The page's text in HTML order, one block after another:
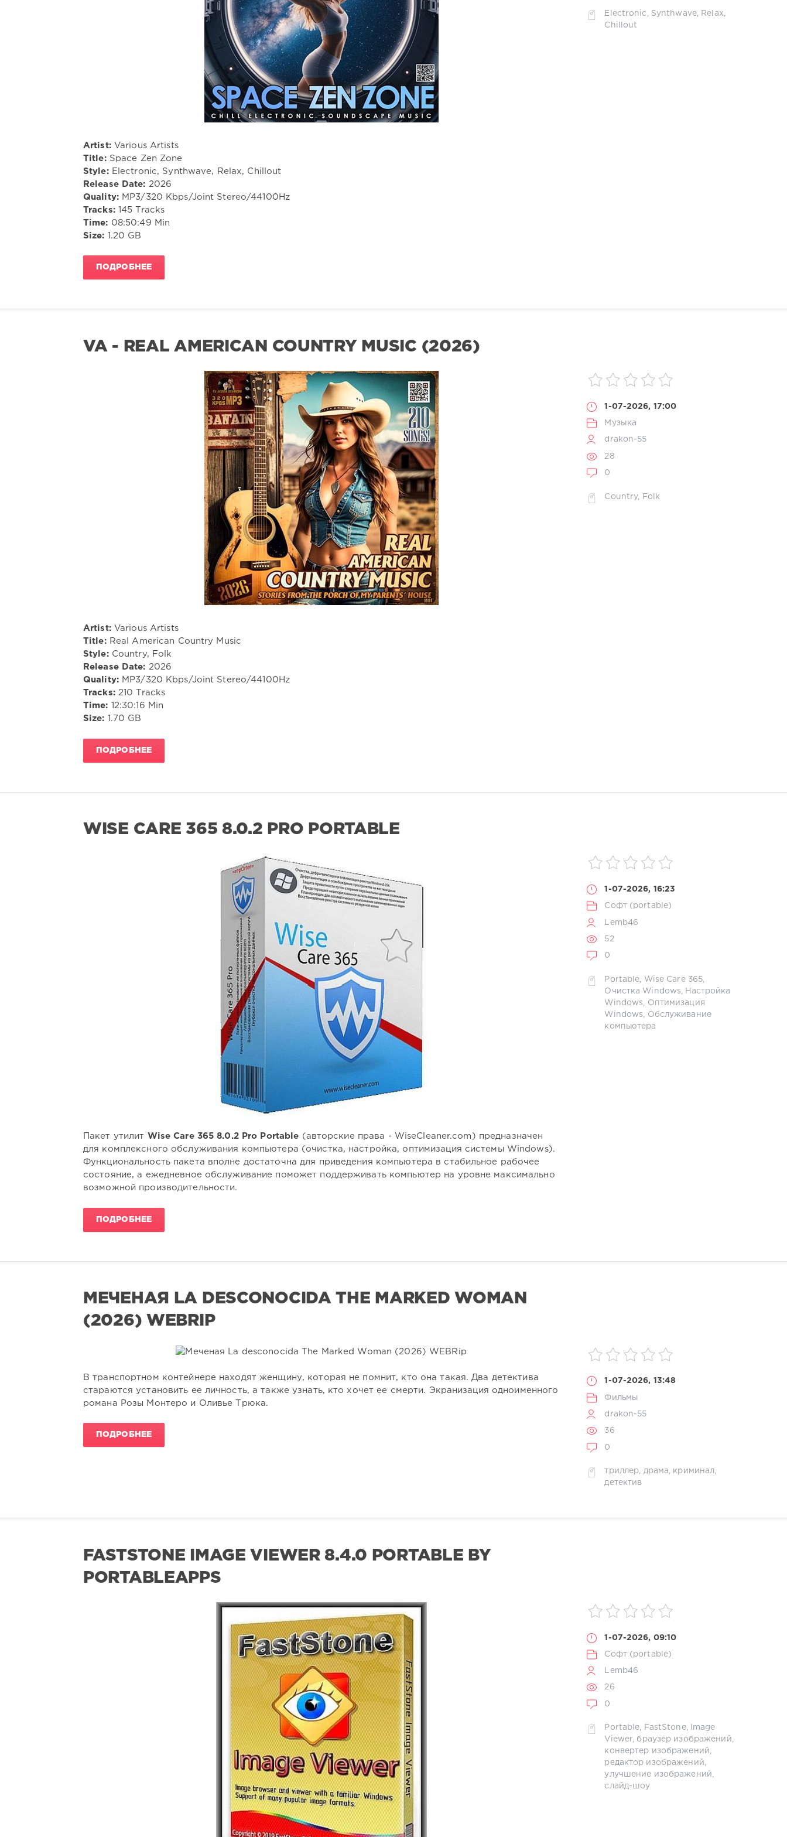
Electronic Synthwave, Relax
Chillout
Artist:Various Artists
Title:Space Zen Zone
Style:Electronic, Synthwave, Relax, Chillout
Release Date: 2026
Quality:MP3/320 Kbps/Joint Stereo/44100Hz
Tracks:145 Tracks
Time: 08:50:49 Min
Size: 1.20 GB
ПОДРОБНЕЕ
VA - REAL AMERICAN COUNTRY MUSIC (2026)
1-07-2026, 17:00
Музыка
drakon-55
28
0
Country, Folk
Artist:Various Artists
Title:Real American Country Music
Style:Country, Folk
Release Date: 2026
Quality:MP3/320 Kbps/Joint Stereo/44100Hz
Tracks:210 Tracks
Time: 12:30:16 Min
Size: 1.70 GB
ПОДРОБНЕЕ
WISE CARE 365 8.0.2 PRO PORTABLE
1-07-2026, 16:23
Софт (portable)
Lemb46
52
0
Portable Wise Care 365
Очистка Windows
Настройка
Windows
Оптимизация
Windows
Обслуживание
компьютера
Пакет утилит Wise Care 365 8.0.2 Pro Portable (авторские права - WiseCleaner.com) предназначен
для комплексного обслуживания компьютера (очистка, настройка, оптимизация системы Windows).
Функциональность пакета вполне достаточна для приведения компьютера в стабильное рабочее
состояние, а ежедневное обслуживание поможет поддерживать компьютер на уровне максимально
возможной производительности.
ПОДРОБНЕЕ
МЕЧЕНАЯ LA DESCONOCIDA THE MARKED WOMAN
(2026) WEBRIP
1-07-2026, 13:48
Фильмы
drakon-55
36
0
триллер драма криминал
детектив
В транспортном контейнере находят женщину, которая не помнит, кто она такая. Два детектива
стараются установить ее личность, а также узнать, кто хочет ее смерти. Экранизация одноименного
романа Розы Монтеро и Оливье Трюка.
ПОДРОБНЕЕ
FASTSTONE IMAGE VIEWER 8.4.0 PORTABLE BY
PORTABLEAPPS
1-07-2026, 09:10
Софт (portable)
Lemb46
26
0
Portable, FastStone,
Image
Viewer, браузер изображений ,
конвертер изображений ,
редактор изображений ,
улучшение изображений ,
слайд-шоу